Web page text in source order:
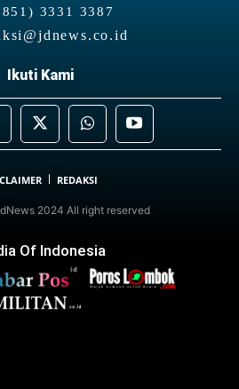
3331 3387
Ikuti Kami
REDAKSI
2024 All right reserved
Of Indonesia